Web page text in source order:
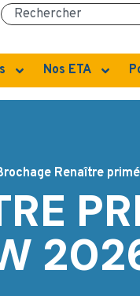
Nos ETA
Renaître